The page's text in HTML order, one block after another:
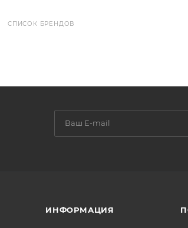
СПИСОК БРЕНДОВ
ИНФОРМАЦИЯ